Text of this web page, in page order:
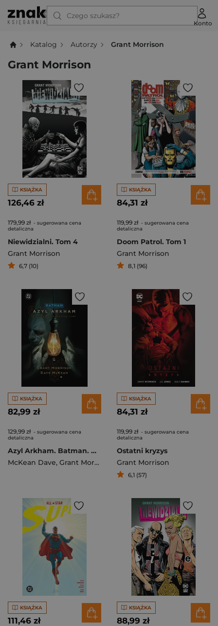
Czego szukasz?
Konto
Katalog Autorzy Grant Morrison
Grant Morrison
KSIĄŻKA
126,46 zł
179,99 zł - sugerowana cena
detaliczna
Niewidzialni. Tom 4
Grant Morrison
6,7 (10)
KSIĄŻKA
84,31 zł
119,99 zł - sugerowana cena
detaliczna
Doom Patrol. Tom 1
Grant Morrison
8,1 (96)
KSIĄŻKA
82,99 zł
129,99 zł - sugerowana cena
detaliczna
Azyl Arkham. Batman. DC Deluxe
McKean Dave, Grant Morrison
KSIĄŻKA
84,31 zł
119,99 zł - sugerowana cena
detaliczna
Ostatni kryzys
Grant Morrison
6,1 (57)
KSIĄŻKA
111,46 zł
KSIĄŻKA
88,99 zł